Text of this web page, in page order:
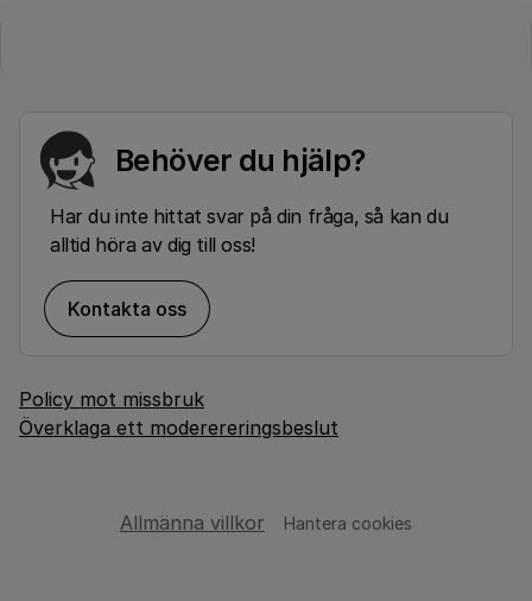
Behöver du hjälp?
Har du inte hittat svar på din fråga, så kan du
alltid höra av dig till oss!
Kontakta oss
Policy mot missbruk
Överklaga ett moderereringsbeslut
Allmänna villkor Hantera cookies